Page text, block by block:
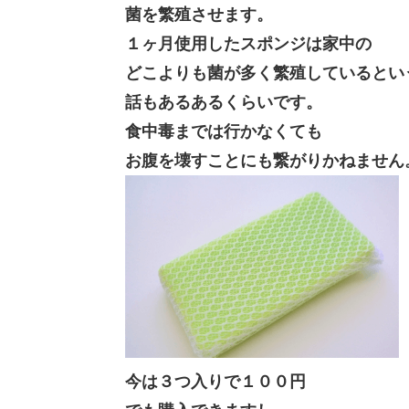
菌を繁殖させます。
１ヶ月使用したスポンジは家中の
どこよりも菌が多く繁殖しているとい
話もあるあるくらいです。
食中毒までは行かなくても
お腹を壊すことにも繋がりかねません
今は３つ入りで１００円